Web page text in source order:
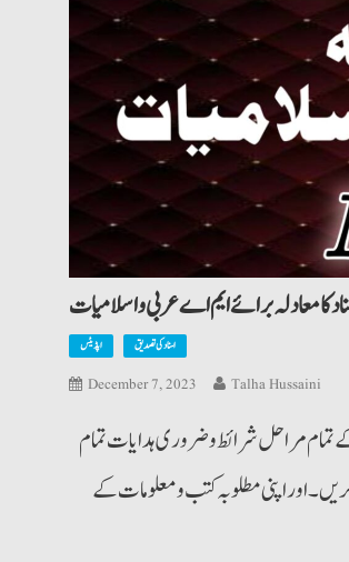
کامعادلہ برائے ایم اے عربی واسلامیات
اپڈیٹس اسناد کی تصدیق
December 7, 2023 Talha Hussaini
تمام مراحل شرائط وضروری ہدایات تمام
اوراپنی مطلوبہ کتب ومعلومات کے